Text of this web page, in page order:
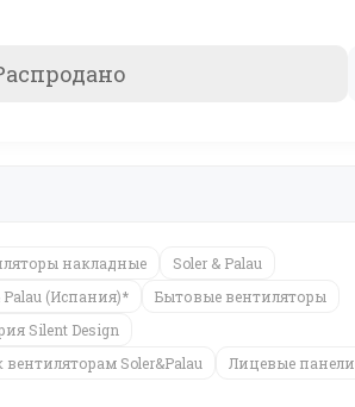
накладные
Soler & Palau
(Испания)*
Бытовые вентиляторы
Silent Design
Soler&Palau
Лицевые панели